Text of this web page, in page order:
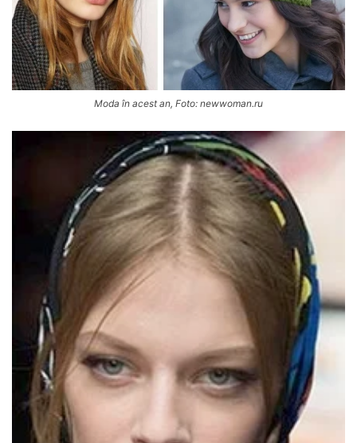
Moda în acest an, Foto: newwoman.ru